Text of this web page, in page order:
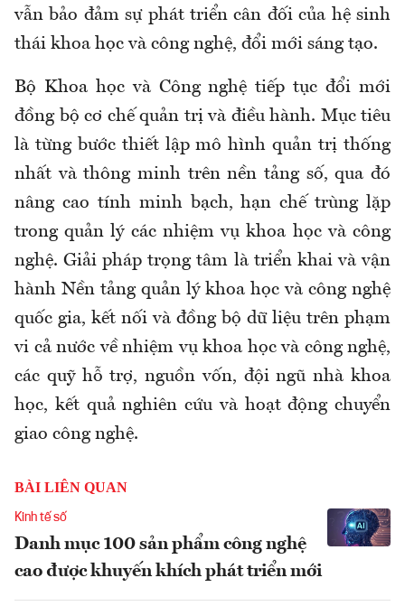
vẫn bảo đảm sự phát triển cân đối của hệ sinh
thái khoa học và công nghệ, đổi mới sáng tạo.
Bộ Khoa học và Công nghệ tiếp tục đổi mới
đồng bộ cơ chế quản trị và điều hành. Mục tiêu
là từng bước thiết lập mô hình quản trị thống
nhất và thông minh trên nền tảng số, qua đó
nâng cao tính minh bạch, hạn chế trùng lặp
trong quản lý các nhiệm vụ khoa học và công
nghệ. Giải pháp trọng tâm là triển khai và vận
hành Nền tảng quản lý khoa học và công nghệ
quốc gia, kết nối và đồng bộ dữ liệu trên phạm
vi cả nước về nhiệm vụ khoa học và công nghệ,
các quỹ hỗ trợ, nguồn vốn, đội ngũ nhà khoa
học, kết quả nghiên cứu và hoạt động chuyển
giao công nghệ.
BÀI LIÊN QUAN
Kinh tế số
Danh mục 100 sản phẩm công nghệ
cao được khuyến khích phát triển mới